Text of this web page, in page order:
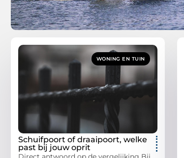
WONING EN TUIN
Schuifpoort of draaipoort, welke
past bij jouw oprit